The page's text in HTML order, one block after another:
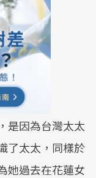
是因為台灣太太
了太太，同樣於
她過去在花蓮女